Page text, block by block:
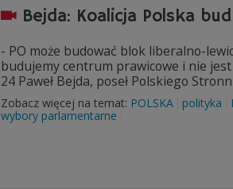
Bejda: Koalicja Polska
- PO może budować blok liberalno-
budujemy centrum prawicowe i nie
24 Paweł Bejda, poseł Polskiego
Zobacz więcej na temat: POLSKA polityka
wybory parlamentarne